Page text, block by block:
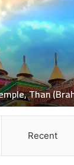
द
:
ब
की
च
पे
ट
में
बा
आ
November 5, 2024
दुःखद : बस की
मौत, 2 बच्चे गंभीर
Recent